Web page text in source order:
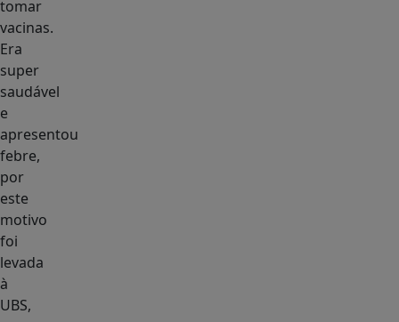
tomar
vacinas.
Era
super
saudável
e
apresentou
febre,
por
este
motivo
foi
levada
à
UBS,